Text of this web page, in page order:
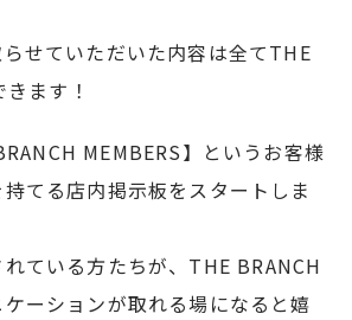
せていただいた内容は全てTHE
ます！
MEMBERS】というお客様
てる店内掲示板をスタートしま
ている方たちが、THE BRANCH
ーションが取れる場になると嬉